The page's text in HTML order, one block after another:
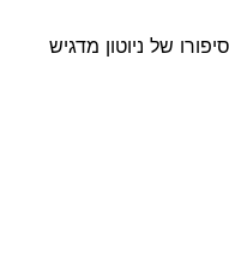
ניוטון מדגיש